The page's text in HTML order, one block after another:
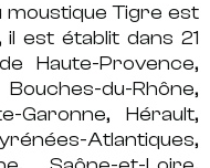
Tigre est
il est établit dans 21
Haute-Provence,
du-Rhône,
Garonne, Hérault,
Atlantiques,